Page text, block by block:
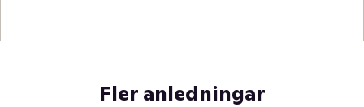
Fler anledningar